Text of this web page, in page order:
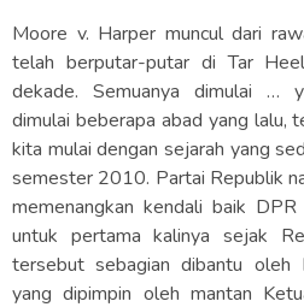
Moore v. Harper muncul dari
telah berputar-putar di Tar
dekade. Semuanya dimulai …
dimulai beberapa abad yang lalu,
kita mulai dengan sejarah yang
semester 2010. Partai Republik
memenangkan kendali baik
untuk pertama kalinya sejak
tersebut sebagian dibantu oleh
yang dipimpin oleh mantan